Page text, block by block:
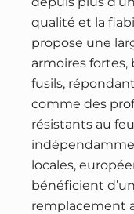
qualité et la
propose une
armoires fortes,
fusils,
comme des
résistants au
locales,
bénéficient
remplacement